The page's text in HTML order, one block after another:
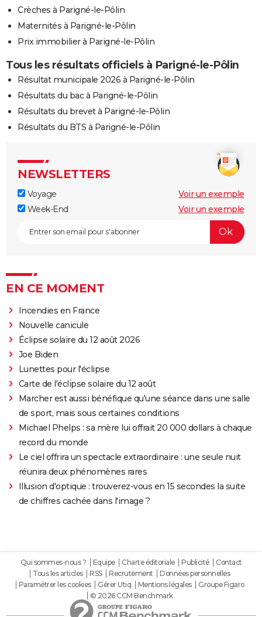
Crèches à Parigné-le-Pôlin
Maternités à Parigné-le-Pôlin
Prix immobilier à Parigné-le-Pôlin
Tous les résultats officiels à Parigné-le-Pôlin
Résultat municipale 2026 à Parigné-le-Pôlin
Résultats du bac à Parigné-le-Pôlin
Résultats du brevet à Parigné-le-Pôlin
Résultats du BTS à Parigné-le-Pôlin
NEWSLETTERS
Voyage
Voir un exemple
Week-End
Voir un exemple
EN CE MOMENT
Incendies en France
Nouvelle canicule
Éclipse solaire du 12 août 2026
Joe Biden
Lunettes pour l'éclipse
Carte de l'éclipse solaire du 12 août
Marcher est aussi bénéfique qu'une séance dans une salle
de sport, mais sous certaines conditions
Michael Phelps : sa mère lui offrait 20 000 dollars à chaque
record du monde
Le ciel offrira un spectacle extraordinaire : une seule nuit
réunira deux phénomènes rares
Illusion d'optique : trouverez-vous en 15 secondes la suite
de chiffres cachée dans l'image ?
Qui sommes-nous ? Equipe Charte éditoriale Publicité
Contact
Tous les articles
RSS Recrutement
Données personnelles
Paramétrer les cookies
Gérer Utiq Mentions légales
Groupe Figaro
© 2026 CCM Benchmark